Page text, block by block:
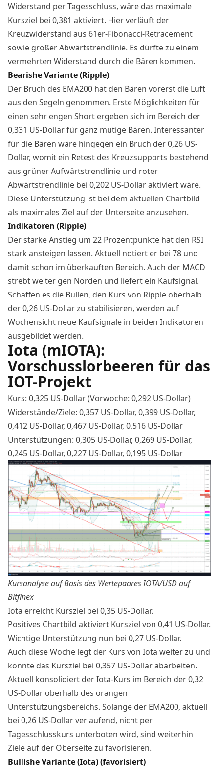
Widerstand per Tagesschluss, wäre das maximale
Kursziel bei 0,381 aktiviert. Hier verläuft der
Kreuzwiderstand aus 61er-Fibonacci-Retracement
sowie großer Abwärtstrendlinie. Es dürfte zu einem
vermehrten Widerstand durch die Bären kommen.
Bearishe Variante (Ripple)
Der Bruch des EMA200 hat den Bären vorerst die Luft
aus den Segeln genommen. Erste Möglichkeiten für
einen sehr engen Short ergeben sich im Bereich der
0,331 US-Dollar für ganz mutige Bären. Interessanter
für die Bären wäre hingegen ein Bruch der 0,26 US-
Dollar, womit ein Retest des Kreuzsupports bestehend
aus grüner Aufwärtstrendlinie und roter
Abwärtstrendlinie bei 0,202 US-Dollar aktiviert wäre.
Diese Unterstützung ist bei dem aktuellen Chartbild
als maximales Ziel auf der Unterseite anzusehen.
Indikatoren (Ripple)
Der starke Anstieg um 22 Prozentpunkte hat den RSI
stark ansteigen lassen. Aktuell notiert er bei 78 und
damit schon im überkauften Bereich. Auch der MACD
strebt weiter gen Norden und liefert ein Kaufsignal.
Schaffen es die Bullen, den Kurs von Ripple oberhalb
der 0,26 US-Dollar zu stabilisieren, werden auf
Wochensicht neue Kaufsignale in beiden Indikatoren
ausgebildet werden.
Iota (mIOTA):
Vorschusslorbeeren für das
IOT-Projekt
Kurs: 0,325 US-Dollar (Vorwoche: 0,292 US-Dollar)
Widerstände/Ziele: 0,357 US-Dollar, 0,399 US-Dollar,
0,412 US-Dollar, 0,467 US-Dollar, 0,516 US-Dollar
Unterstützungen: 0,305 US-Dollar, 0,269 US-Dollar,
0,245 US-Dollar, 0,227 US-Dollar, 0,195 US-Dollar
Kursanalyse auf Basis des WertepaaresIOTA/USD auf
Bitfinex
Iota erreicht Kursziel bei 0,35 US-Dollar.
Positives Chartbild aktiviert Kursziel von 0,41 US-Dollar.
Wichtige Unterstützung nun bei 0,27 US-Dollar.
Auch diese Woche legt der Kurs von Iota weiter zu und
konnte das Kursziel bei 0,357 US-Dollar abarbeiten.
Aktuell konsolidiert derIota-Kurs im Bereich der 0,32
US-Dollar oberhalb des orangen
Unterstützungsbereichs. Solange der EMA200, aktuell
bei 0,26 US-Dollar verlaufend, nicht per
Tagesschlusskurs unterboten wird, sind weiterhin
Ziele auf der Oberseite zu favorisieren.
Bullishe Variante (Iota) (favorisiert)